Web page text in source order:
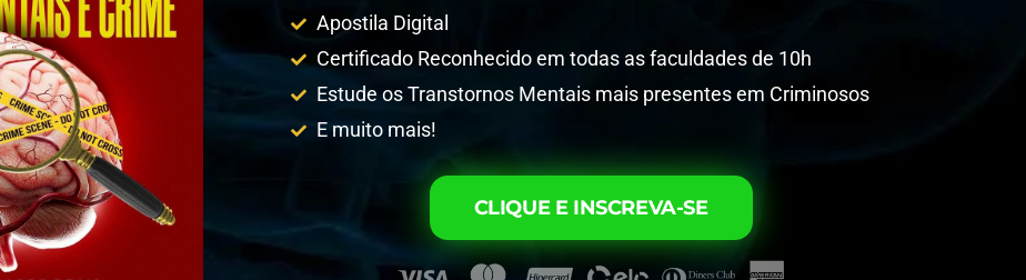
Apostila Digital
Certificado Reconhecido em todas as faculdades de 10h
Estude os Transtornos Mentais mais presentes em Criminosos
E muito mais!
CLIQUE E INSCREVA-SE